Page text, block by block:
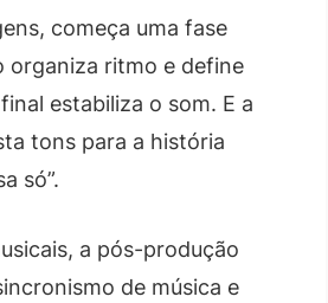
começa uma fase
organiza ritmo e define
estabiliza o som. E a
tons para a história
só”.
a pós-produção
de música e